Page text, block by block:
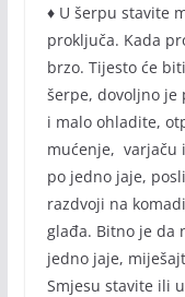
♦ U šerpu stavite
proključa. Kada
brzo. Tijesto će
šerpe, dovoljno je
i malo ohladite,
mućenje, varjaču
po jedno jaje,
razdvoji na
glađa. Bitno je da
jedno jaje,
Smjesu stavite ili